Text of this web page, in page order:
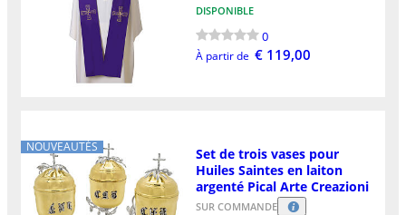
DISPONIBLE
0
À partir de € 119,00
NOUVEAUTÉS
Set de trois vases pour
Huiles Saintes en laiton
argenté Pical Arte Creazioni
SUR COMMANDE